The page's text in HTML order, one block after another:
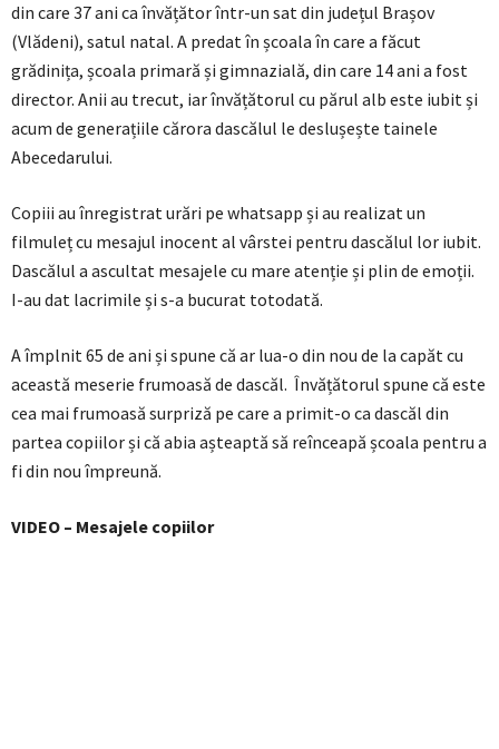
din care 37 ani ca învățător într-un sat din județul Brașov
(Vlădeni), satul natal. A predat în școala în care a făcut
grădinița, școala primară și gimnazială, din care 14 ani a fost
director. Anii au trecut, iar învățătorul cu părul alb este iubit și
acum de generațiile cărora dascălul le deslușește tainele
Abecedarului.
Copiii au înregistrat urări pe whatsapp și au realizat un
filmuleț cu mesajul inocent al vârstei pentru dascălul lor iubit.
Dascălul a ascultat mesajele cu mare atenție și plin de emoții.
I-au dat lacrimile și s-a bucurat totodată.
A împlnit 65 de ani și spune că ar lua-o din nou de la capăt cu
această meserie frumoasă de dascăl. Învățătorul spune că este
cea mai frumoasă surpriză pe care a primit-o ca dascăl din
partea copiilor și că abia așteaptă să reînceapă școala pentru a
fi din nou împreună.
VIDEO – Mesajele copiilor